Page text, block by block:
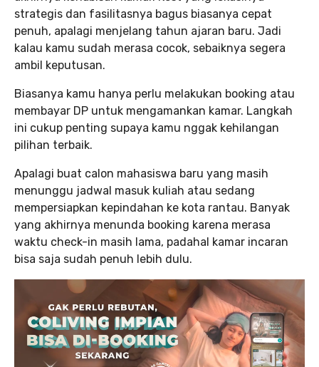
strategis dan fasilitasnya bagus biasanya cepat
penuh, apalagi menjelang tahun ajaran baru. Jadi
kalau kamu sudah merasa cocok, sebaiknya segera
ambil keputusan.
Biasanya kamu hanya perlu melakukan booking atau
membayar DP untuk mengamankan kamar. Langkah
ini cukup penting supaya kamu nggak kehilangan
pilihan terbaik.
Apalagi buat calon mahasiswa baru yang masih
menunggu jadwal masuk kuliah atau sedang
mempersiapkan kepindahan ke kota rantau. Banyak
yang akhirnya menunda booking karena merasa
waktu check-in masih lama, padahal kamar incaran
bisa saja sudah penuh lebih dulu.